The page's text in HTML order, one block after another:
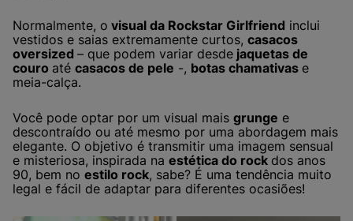
Normalmente, o visual da Rockstar Girlfriend inclui
vestidos e saias extremamente curtos, casacos
oversized – que podem variar desde jaquetas de
couro até casacos de pele -, botas chamativas e
meia-calça.
Você pode optar por um visual mais grunge e
descontraído ou até mesmo por uma abordagem mais
elegante. O objetivo é transmitir uma imagem sensual
e misteriosa, inspirada na estética do rock dos anos
90, bem no estilo rock, sabe? É uma tendência muito
legal e fácil de adaptar para diferentes ocasiões!